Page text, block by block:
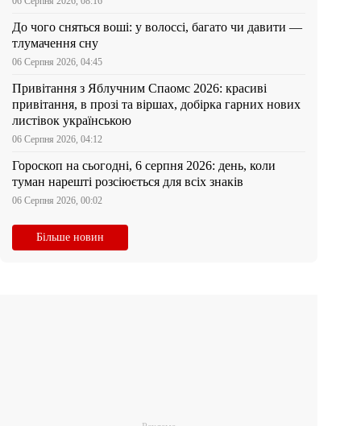
До чого сняться воші: у волоссі, багато чи давити —
тлумачення сну
06 Серпня 2026, 04:45
Привітання з Яблучним Спаомс 2026: красиві
привітання, в прозі та віршах, добірка гарних нових
листівок українською
06 Серпня 2026, 04:12
Гороскоп на сьогодні, 6 серпня 2026: день, коли
туман нарешті розсіюється для всіх знаків
06 Серпня 2026, 00:02
Більше новин